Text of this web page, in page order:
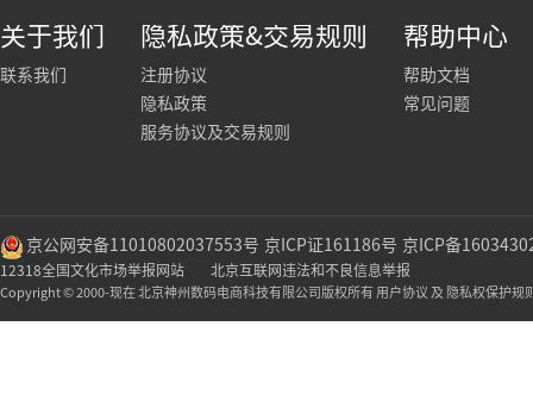
关于我们
联系我们
隐私政策&交易规则
注册协议
隐私政策
服务协议及交易规则
帮助中心
帮助文档
常见问题
京公网安备11010802037553号 京ICP证161186号 京ICP备
12318全国文化市场举报网站 北京互联网违法和不良信息举报
Copyright © 2000-现在 北京神州数码电商科技有限公司版权所有 用户协议 及 隐私权保护规